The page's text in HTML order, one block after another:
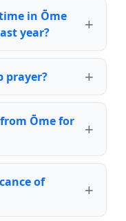
in Ōme
year?
prayer?
Ōme for
of